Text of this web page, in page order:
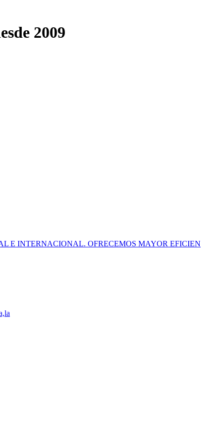
2009
E INTERNACIONAL. OFRECEMOS MAYOR EFICIEN